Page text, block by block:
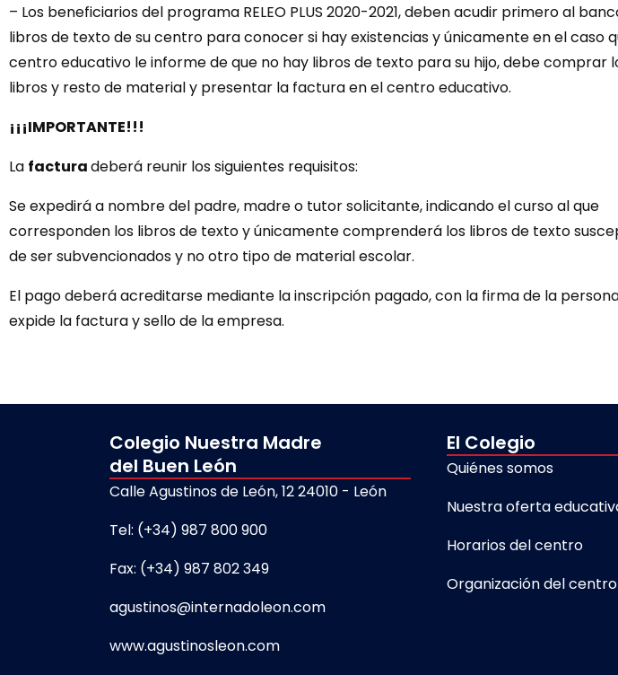
– Los beneficiarios del programa RELEO PLUS 2020-2021, deben acudir primero al
libros de texto de su centro para conocer si hay existencias y únicamente en el caso
centro educativo le informe de que no hay libros de texto para su hijo, debe comprar
libros y resto de material y presentar la factura en el centro educativo.
¡¡¡IMPORTANTE!!!
La facturadeberá reunir los siguientes requisitos:
Se expedirá a nombre del padre, madre o tutor solicitante, indicando el curso al que
corresponden los libros de texto y únicamente comprenderá los libros de texto
de ser subvencionados y no otro tipo de material escolar.
El pago deberá acreditarse mediante la inscripción pagado, con la firma de la
expide la factura y sello de la empresa.
Colegio Nuestra Madre
del Buen León
Calle Agustinos de León, 12 24010 - León
Tel: (+34) 987 800 900
Fax: (+34) 987 802 349
agustinos@internadoleon.com
www.agustinosleon.com
El Colegio
Quiénes somos
Nuestra oferta
Horarios del centro
Organización del centro